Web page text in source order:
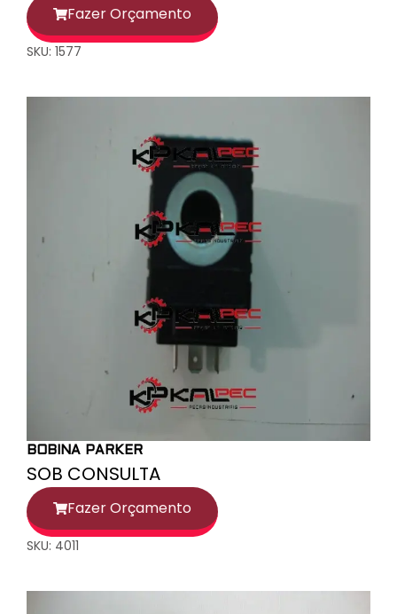
Fazer Orçamento
SKU: 1577
BOBINA PARKER
SOB CONSULTA
Fazer Orçamento
SKU: 4011